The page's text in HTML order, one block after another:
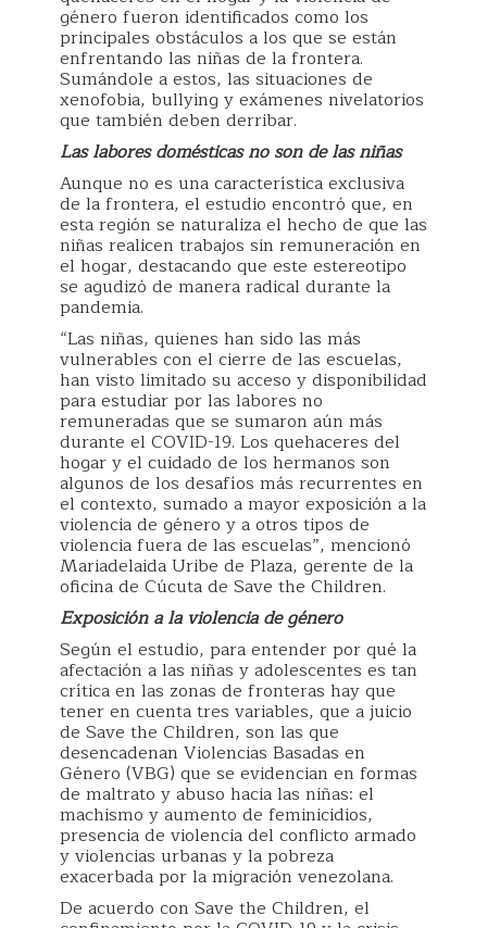
género fueron identificados como los
principales obstáculos a los que se están
enfrentando las niñas de la frontera.
Sumándole a estos, las situaciones de
xenofobia, bullying y exámenes nivelatorios
que también deben derribar.
Las labores domésticas no son de las niñas
Aunque no es una característica exclusiva
de la frontera, el estudio encontró que, en
esta región se naturaliza el hecho de que las
niñas realicen trabajos sin remuneración en
el hogar, destacando que este estereotipo
se agudizó de manera radical durante la
pandemia.
“Las niñas, quienes han sido las más
vulnerables con el cierre de las escuelas,
han visto limitado su acceso y disponibilidad
para estudiar por las labores no
remuneradas que se sumaron aún más
durante el COVID-19. Los quehaceres del
hogar y el cuidado de los hermanos son
algunos de los desafíos más recurrentes en
el contexto, sumado a mayor exposición a la
violencia de género y a otros tipos de
violencia fuera de las escuelas”, mencionó
Mariadelaida Uribe de Plaza, gerente de la
oficina de Cúcuta de Save the Children.
Exposición a la violencia de género
Según el estudio, para entender por qué la
afectación a las niñas y adolescentes es tan
crítica en las zonas de fronteras hay que
tener en cuenta tres variables, que a juicio
de Save the Children, son las que
desencadenan Violencias Basadas en
Género (VBG) que se evidencian en formas
de maltrato y abuso hacia las niñas: el
machismo y aumento de feminicidios,
presencia de violencia del conflicto armado
y violencias urbanas y la pobreza
exacerbada por la migración venezolana.
De acuerdo con Save the Children, el